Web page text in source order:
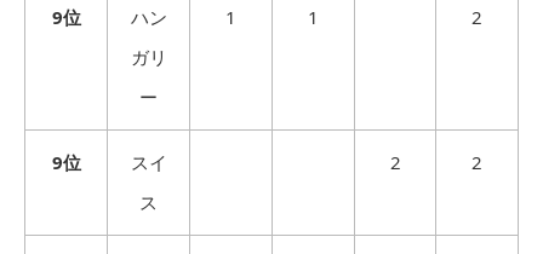
9位
ハン
ガリ
ー
1 1 2
9位
スイ
ス
2 2